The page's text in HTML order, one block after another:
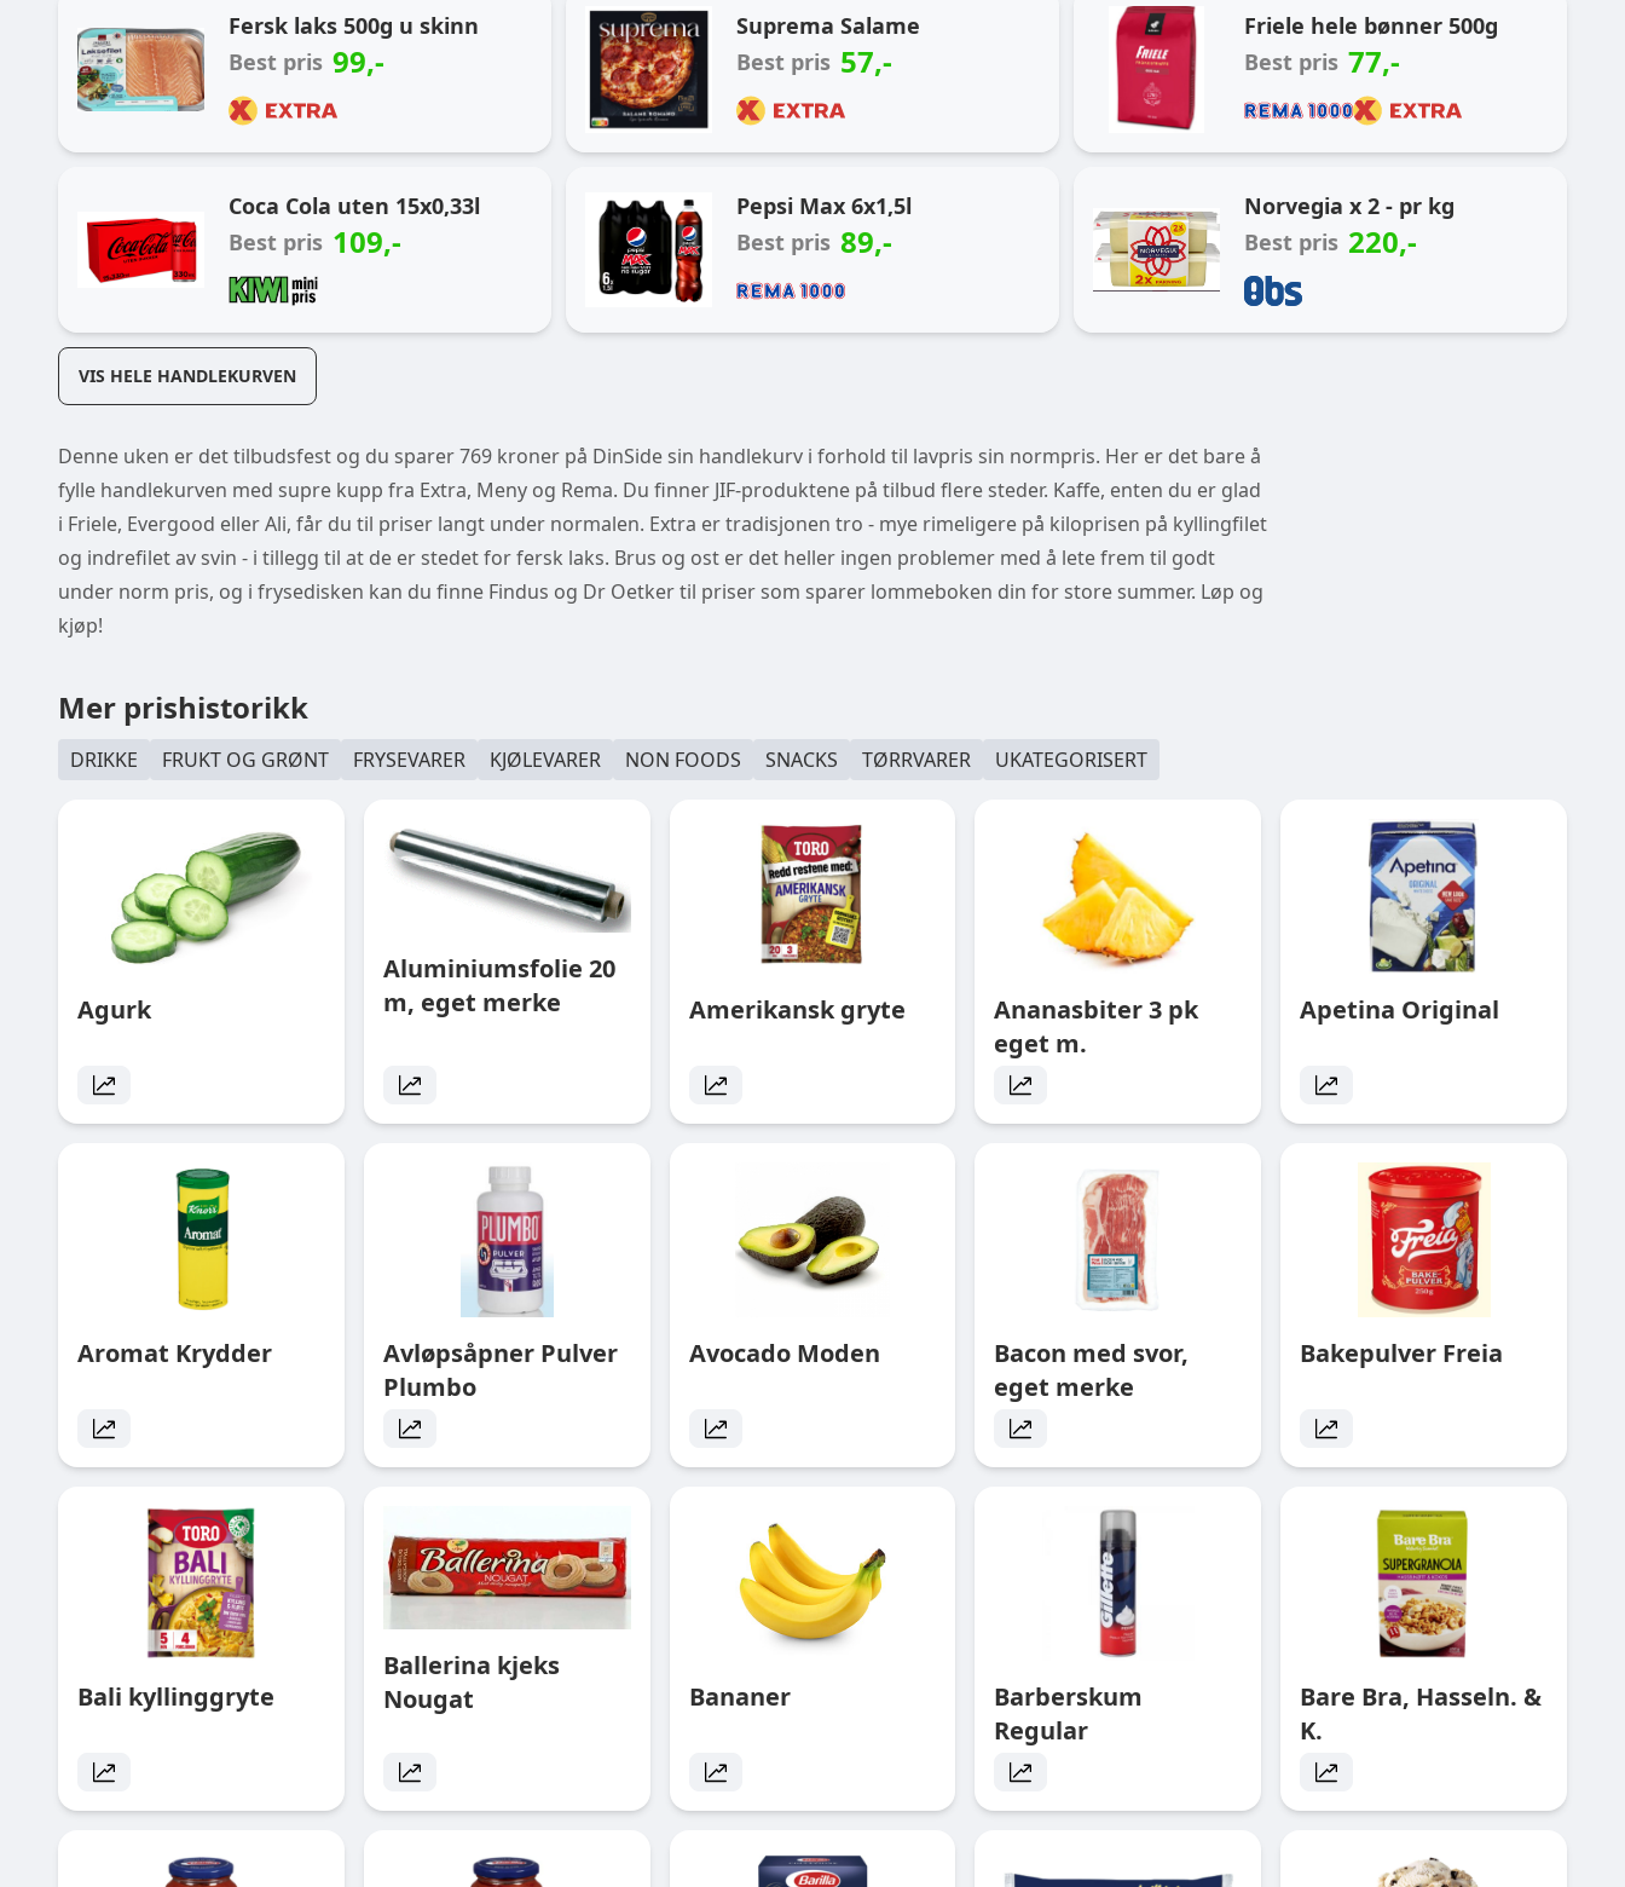
Fersk laks 500g u skinn
Best pris 99,-
Suprema Salame
Best pris 57,-
Friele hele bønner 500g
Best pris 77,-
Coca Cola uten 15x0,33l
Best pris 109,-
Pepsi Max 6x1,5l
Best pris 89,-
Norvegia x 2 - pr kg
Best pris 220,-
VIS HELE HANDLEKURVEN
Denne uken er det tilbudsfest og du sparer 769 kroner på DinSide sin handlekurv i forhold til lavpris sin normpris. Her er det bare å
fylle handlekurven med supre kupp fra Extra, Meny og Rema. Du finner JIF-produktene på tilbud flere steder. Kaffe, enten du er glad
i Friele, Evergood eller Ali, får du til priser langt under normalen. Extra er tradisjonen tro - mye rimeligere på kiloprisen på kyllingfilet
og indrefilet av svin - i tillegg til at de er stedet for fersk laks. Brus og ost er det heller ingen problemer med å lete frem til godt
under norm pris, og i frysedisken kan du finne Findus og Dr Oetker til priser som sparer lommeboken din for store summer. Løp og
kjøp!
Mer prishistorikk
DRIKKE FRUKT OG GRØNT FRYSEVARER KJØLEVARER NON FOODS SNACKS TØRRVARER UKATEGORISERT
Agurk
Aluminiumsfolie 20
m, eget merke
Amerikansk gryte
Ananasbiter 3 pk
eget m.
Apetina Original
Aromat Krydder
Avløpsåpner Pulver
Plumbo
Avocado Moden
Bacon med svor,
eget merke
Bakepulver Freia
Bali kyllinggryte
Ballerina kjeks
Nougat
Bananer
Barberskum
Regular
Bare Bra, Hasseln. &
K.